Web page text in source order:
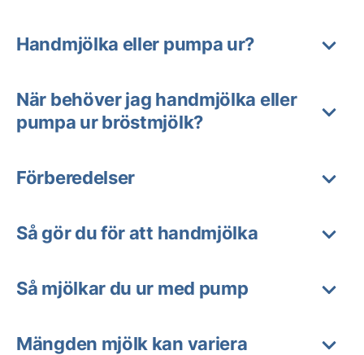
Handmjölka eller pumpa ur?
När behöver jag handmjölka eller
pumpa ur bröstmjölk?
Förberedelser
Så gör du för att handmjölka
Så mjölkar du ur med pump
Mängden mjölk kan variera